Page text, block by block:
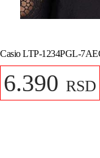
Casio LTP-1234PGL-
6.390 RSD